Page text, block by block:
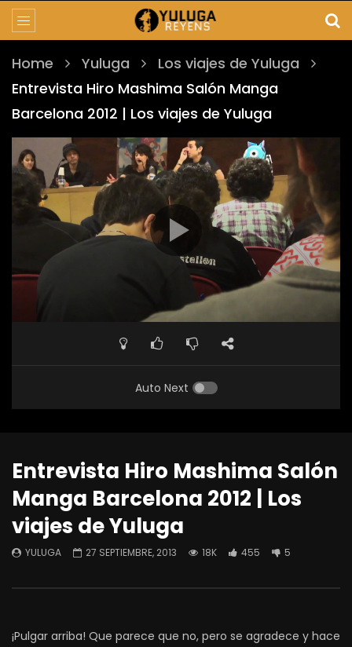
Home Yuluga
Los viajes de Yuluga
Entrevista Hiro Mashima Salón Manga
Barcelona 2012 | Los viajes de Yuluga
Auto Next
Entrevista Hiro Mashima Salón
Manga Barcelona 2012 | Los
viajes de Yuluga
YULUGA 27 SEPTIEMBRE, 2013 18K 455 5
¡Pulgar arriba! Que parece que no, pero se agradece y hace